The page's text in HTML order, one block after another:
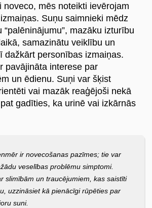
noveco, mēs noteikti ievērojam
Suņu saimnieki mēdz
“palēninājumu”, mazāku izturību
samazinātu veiklību un
dažkārt personības izmaiņas.
pavājināta interese par
un ēdienu. Suņi var šķist
vai mazāk reaģējoši nekā
gadīties, ka urinē vai izkārnās
ir novecošanas pazīmes; tie var
veselības problēmu simptomi.
slimībām un traucējumiem, kas saistīti
uzzināsiet kā pienācīgi rūpēties par
suni.